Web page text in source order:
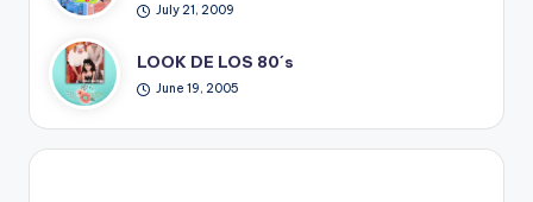
July 21, 2009
LOOK DE LOS 80´s
June 19, 2005